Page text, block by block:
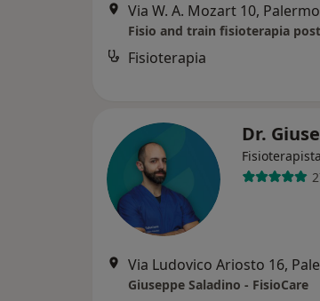
Via W. A. Mozart 10, Palermo
Fisio and train fisioterapia
Fisioterapia
Dr.
Fisioterapista
Via Ludovico Ariosto 16,
Giuseppe Saladino - FisioCare